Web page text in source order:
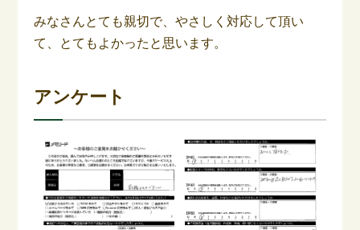
みなさんとても親切で、やさしく対応して頂い
て、とてもよかったと思います。
アンケート